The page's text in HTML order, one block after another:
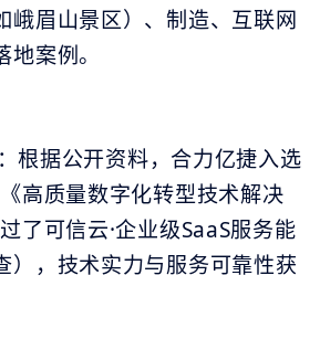
峨眉山景区）、制造、互联网
案例。
根据公开资料，合力亿捷入选
高质量数字化转型技术解决
了可信云·企业级SaaS服务能
），技术实力与服务可靠性获